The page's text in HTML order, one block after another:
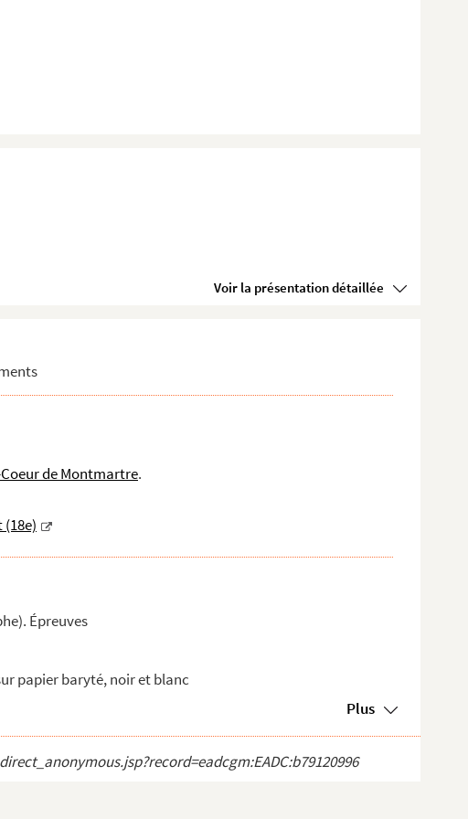
Voir la présentation détaillée
de Montmartre.
Épreuves
papier baryté, noir et blanc
Plus